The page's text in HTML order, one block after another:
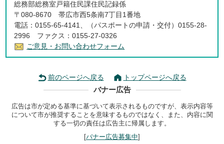
総務部総務室戸籍住民課住民記録係
〒080-8670 帯広市西5条南7丁目1番地
電話：0155-65-4141、（パスポートの申請・交付）0155-28-
2996 ファクス：0155-27-0326
ご意見・お問い合わせフォーム
前のページへ戻る トップページへ戻る
バナー広告
広告は市が定める基準に基づいて表示されるものですが、表示内容等
について市が推奨することを意味するものではなく、また、内容に関
する一切の責任は広告主に帰属します。
[バナー広告募集中]